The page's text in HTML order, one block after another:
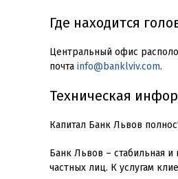
Где находится
Центральный офис
почта info@banklviv.com.
Техническая
Капитал Банк Львов
Банк Львов – стабильная
частных лиц. К услугам